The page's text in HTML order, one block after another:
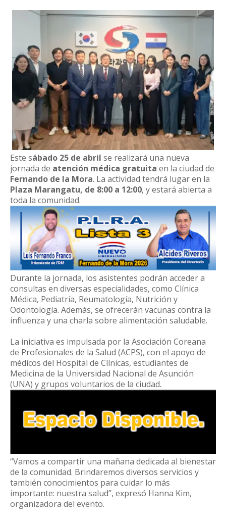
Este sábado 25 de abril se realizará una nueva
jornada de atención médica gratuita en la ciudad de
Fernando de la Mora. La actividad tendrá lugar en la
Plaza Marangatu, de 8:00 a 12:00, y estará abierta a
toda la comunidad.
Durante la jornada, los asistentes podrán acceder a
consultas en diversas especialidades, como Clínica
Médica, Pediatría, Reumatología, Nutrición y
Odontología. Además, se ofrecerán vacunas contra la
influenza y una charla sobre alimentación saludable.
La iniciativa es impulsada por la Asociación Coreana
de Profesionales de la Salud (ACPS), con el apoyo de
médicos del Hospital de Clínicas, estudiantes de
Medicina de la Universidad Nacional de Asunción
(UNA) y grupos voluntarios de la ciudad.
“Vamos a compartir una mañana dedicada al bienestar
de la comunidad. Brindaremos diversos servicios y
también conocimientos para cuidar lo más
importante: nuestra salud”, expresó Hanna Kim,
organizadora del evento.